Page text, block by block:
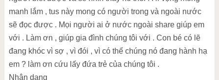
manh lắm , tus này mong có người trong và ngoài nước
sẽ đọc được . Mọi người ai ở nước ngoài share giúp em
với . Làm ơn , giúp gia đình chúng tôi với . Con bé có lẽ
đang khóc vì sợ , vì đói , vì có thể chúng nó đang hành hạ
em ? làm ơn cứu lấy đứa trẻ của chúng tôi .
Nhận dạng